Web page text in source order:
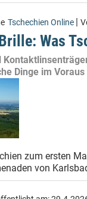
Tschechien Online |
Was
Dinge im
zum ersten
von